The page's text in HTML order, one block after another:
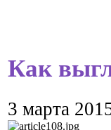
Как
3 марта